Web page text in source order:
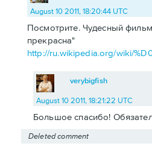
August 10 2011, 18:20:44 UTC
Посмотрите. Чудесный
прекрасна"
http://ru.wikipedia.org/wiki/
verybigfish
August 10 2011, 18:21:22 UTC
Большое спасибо!
Deleted comment